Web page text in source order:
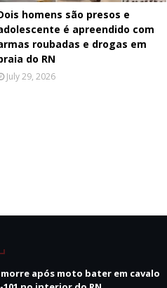
homens são presos e
é apreendido com
roubadas e drogas em
do RN
July 29, 2026
morre após moto bater em cavalo